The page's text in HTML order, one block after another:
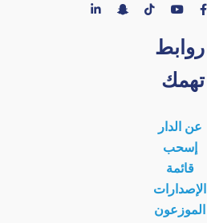
روابط
تهمك
عن الدار
إسحب
قائمة
الإصدارات
الموزعون